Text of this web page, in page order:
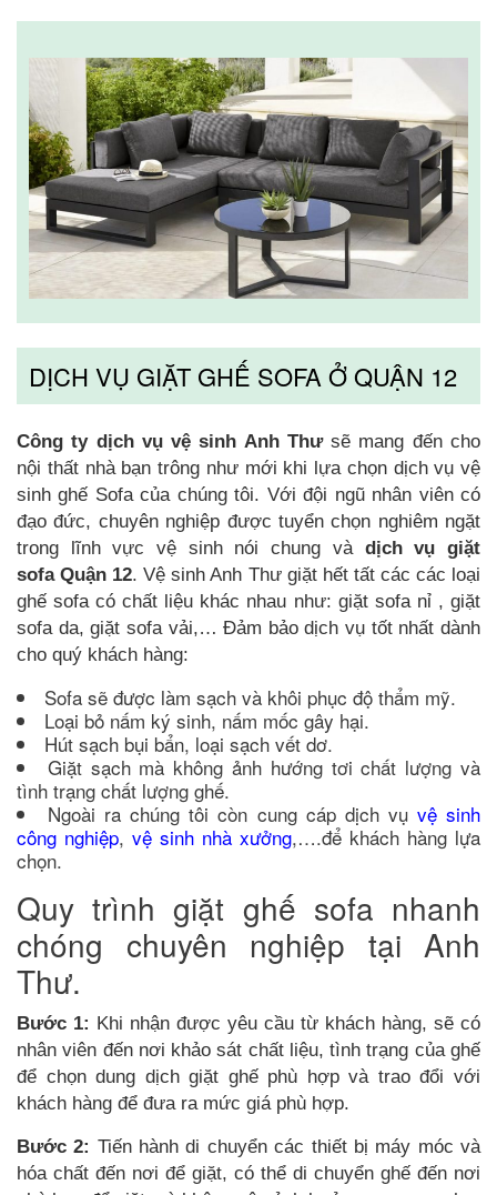
DỊCH VỤ GIẶT GHẾ SOFA Ở QUẬN 12
Công ty dịch vụ vệ sinh Anh Thưsẽ mang đến cho
nội thất nhà bạn trông như mới khi lựa chọn dịch vụ vệ
sinh ghế Sofa của chúng tôi. Với đội ngũ nhân viên có
đạo đức, chuyên nghiệp được tuyển chọn nghiêm ngặt
trong lĩnh vực vệ sinh nói chung và dịch vụ giặt
sofa Quận 12. Vệ sinh Anh Thư giặt hết tất các các loại
ghế sofa có chất liệu khác nhau như: giặt sofa nỉ , giặt
sofa da, giặt sofa vải,… Đảm bảo dịch vụ tốt nhất dành
cho quý khách hàng:
Sofa sẽ được làm sạch và khôi phục độ thẩm mỹ.
Loại bỏ nấm ký sinh, nấm mốc gây hại.
Hút sạch bụi bẩn, loại sạch vết dơ.
Giặt sạch mà không ảnh hướng tơi chất lượng và
tình trạng chất lượng ghế.
Ngoài ra chúng tôi còn cung cáp dịch vụ vệ sinh
công nghiệp, vệ sinh nhà xưởng,….để khách hàng lựa
chọn.
Quy trình giặt ghế sofa nhanh
chóng chuyên nghiệp tại Anh
Thư.
Bước 1: Khi nhận được yêu cầu từ khách hàng, sẽ có
nhân viên đến nơi khảo sát chất liệu, tình trạng của ghế
để chọn dung dịch giặt ghế phù hợp và trao đổi với
khách hàng để đưa ra mức giá phù hợp.
Bước 2: Tiến hành di chuyển các thiết bị máy móc và
hóa chất đến nơi để giặt, có thể di chuyển ghế đến nơi